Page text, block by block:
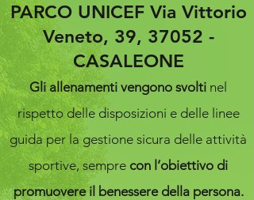
PARCO UNICEF Via Vittorio
Veneto, 39, 37052 -
CASALEONE
Gli allenamenti vengono svolti nel
rispetto delle disposizioni e delle linee
guida per la gestione sicura delle attività
sportive, sempre con l’obiettivo di
promuovere il benessere della persona.